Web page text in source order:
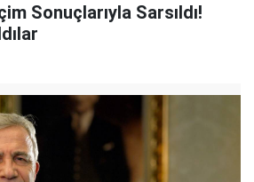
Sonuçlarıyla Sarsıldı!